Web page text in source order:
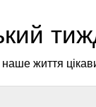
життя